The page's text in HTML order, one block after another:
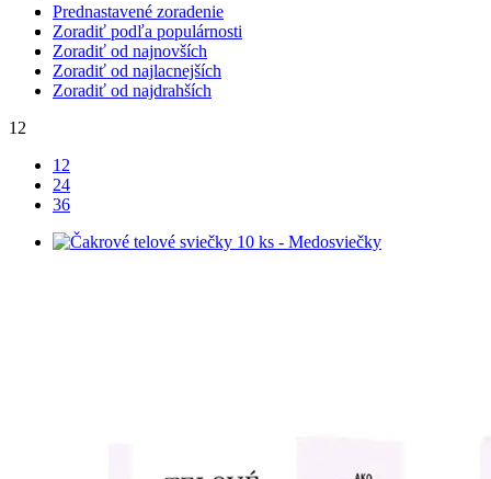
Prednastavené zoradenie
Zoradiť podľa populárnosti
Zoradiť od najnovších
Zoradiť od najlacnejších
Zoradiť od najdrahších
12
12
24
36